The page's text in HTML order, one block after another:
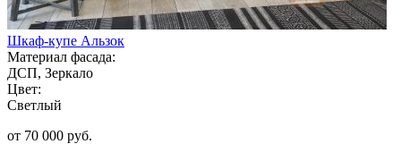
Шкаф-купе Альзок
Материал фасада:
ДСП, Зеркало
Цвет:
Светлый
от 70 000 руб.